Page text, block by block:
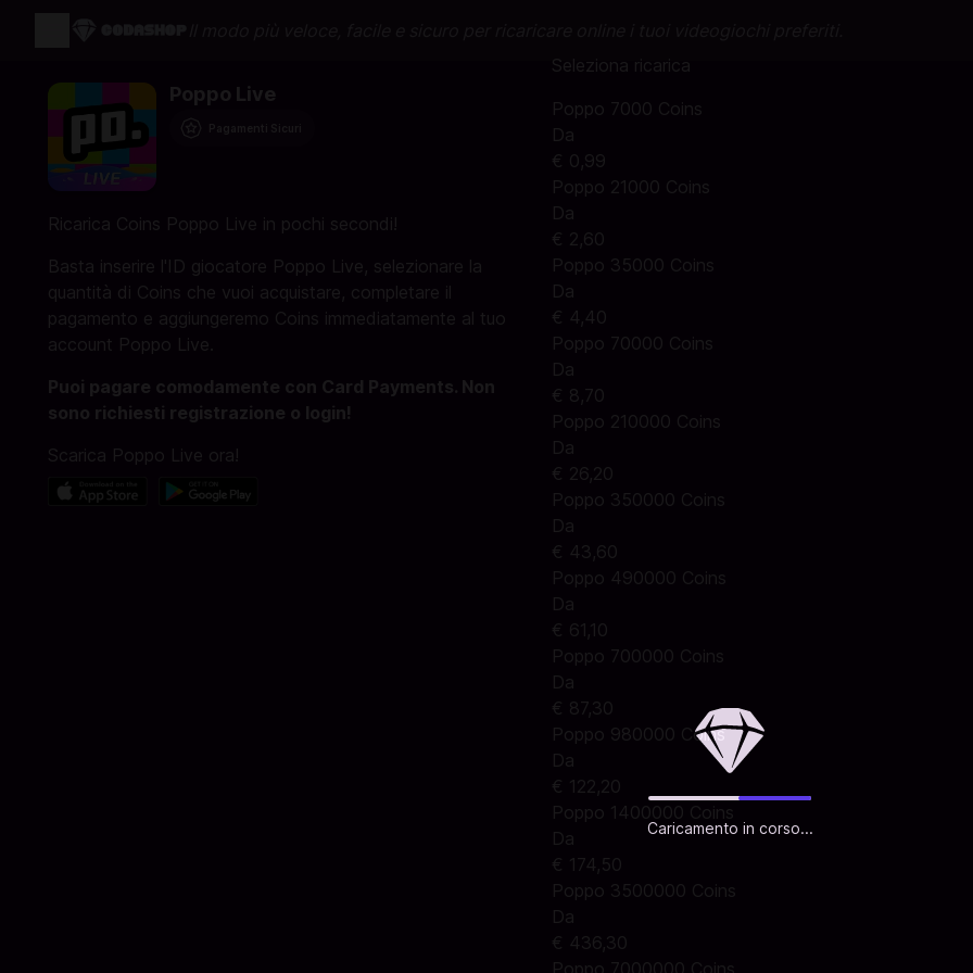
Caricamento in corso...
Poppo Live
Ricarica Coins Poppo Live in pochi secondi!
Basta inserire l'ID giocatore Poppo Live, selezionare la
quantità di Coins che vuoi acquistare, completare il
pagamento e aggiungeremo Coins immediatamente al tuo
account Poppo Live.
Puoi pagare comodamente con Card Payments. Non
sono richiesti registrazione o login!
Scarica Poppo Live ora!
Seleziona ricarica
Poppo 7000 Coins
Da
€ 0,99
Poppo 21000 Coins
Da
€ 2,60
Poppo 35000 Coins
Da
€ 4,40
Poppo 70000 Coins
Da
€ 8,70
Poppo 210000 Coins
Da
€ 26,20
Poppo 350000 Coins
Da
€ 43,60
Poppo 490000 Coins
Da
€ 61,10
Poppo 700000 Coins
Da
€ 87,30
Poppo 980000 Coins
Da
€ 122,20
Poppo 1400000 Coins
Da
€ 174,50
Poppo 3500000 Coins
Da
€ 436,30
Poppo 7000000 Coins